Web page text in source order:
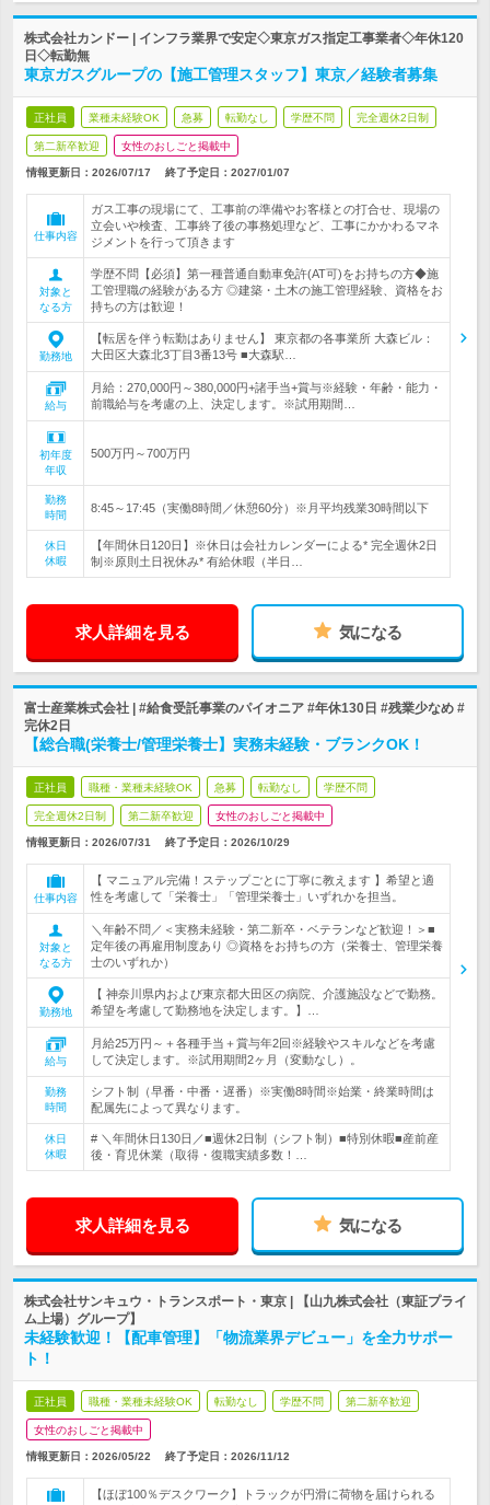
株式会社カンドー | インフラ業界で安定◇東京ガス指定工事業者◇年休120
日◇転勤無
東京ガスグループの【施工管理スタッフ】東京／経験者募集
正社員 業種未経験OK 急募 転勤なし 学歴不問 完全週休2日制
第二新卒歓迎 女性のおしごと掲載中
情報更新日：2026/07/17 終了予定日： 2027/01/07
仕事内容
ガス工事の現場にて、工事前の準備やお客様との打合せ、現場の
立会いや検査、工事終了後の事務処理など、工事にかかわるマネ
ジメントを行って頂きます
対象と
なる方
学歴不問【必須】第一種普通自動車免許(AT可)をお持ちの方◆施
工管理職の経験がある方 ◎建築・土木の施工管理経験、資格をお
持ちの方は歓迎！
勤務地
【転居を伴う転勤はありません】 東京都の各事業所 大森ビル：
大田区大森北3丁目3番13号 ■大森駅…
給与
月給：270,000円～380,000円+諸手当+賞与※経験・年齢・能力・
前職給与を考慮の上、決定します。※試用期間…
初年度
年収
500万円～700万円
勤務
時間
8:45～17:45（実働8時間／休憩60分）※月平均残業30時間以下
休日
休暇
【年間休日120日】※休日は会社カレンダーによる* 完全週休2日
制※原則土日祝休み* 有給休暇（半日…
求人詳細を見る 気になる
富士産業株式会社 | #給食受託事業のパイオニア #年休130日 #残業少なめ #
完休2日
【総合職(栄養士/管理栄養士】実務未経験・ブランクOK！
正社員 職種・業種未経験OK 急募 転勤なし 学歴不問
完全週休2日制 第二新卒歓迎 女性のおしごと掲載中
情報更新日：2026/07/31 終了予定日： 2026/10/29
仕事内容
【 マニュアル完備！ステップごとに丁寧に教えます 】希望と適
性を考慮して「栄養士」「管理栄養士」いずれかを担当。
対象と
なる方
＼年齢不問／＜実務未経験・第二新卒・ベテランなど歓迎！＞■
定年後の再雇用制度あり ◎資格をお持ちの方（栄養士、管理栄養
士のいずれか）
勤務地
【 神奈川県内および東京都大田区の病院、介護施設などで勤務。
希望を考慮して勤務地を決定します。】…
給与
月給25万円～＋各種手当＋賞与年2回※経験やスキルなどを考慮
して決定します。※試用期間2ヶ月（変動なし）。
勤務
時間
シフト制（早番・中番・遅番）※実働8時間※始業・終業時間は
配属先によって異なります。
休日
休暇
# ＼年間休日130日／■週休2日制（シフト制）■特別休暇■産前産
後・育児休業（取得・復職実績多数！…
求人詳細を見る 気になる
株式会社サンキュウ・トランスポート・東京 | 【山九株式会社（東証プライ
ム上場）グループ】
未経験歓迎！【配車管理】「物流業界デビュー」を全力サポー
ト！
正社員 職種・業種未経験OK 転勤なし 学歴不問 第二新卒歓迎
女性のおしごと掲載中
情報更新日：2026/05/22 終了予定日： 2026/11/12
【ほぼ100％デスクワーク】トラックが円滑に荷物を届けられる